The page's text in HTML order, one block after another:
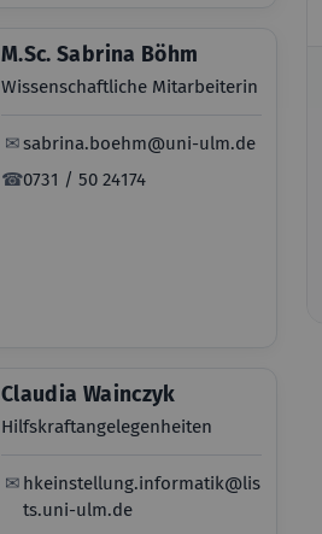
M.Sc. Sabrina Böhm
Wissenschaftliche Mitarbeiterin
✉sabrina.boehm@uni-ulm.de
☎0731 / 50 24174
Claudia Wainczyk
Hilfskraftangelegenheiten
✉ hkeinstellung.informatik@lis
ts.uni-ulm.de